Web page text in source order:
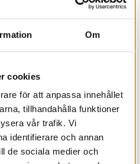
Om
cookies
för att anpassa innehållet
tillhandahålla funktioner
vår trafik. Vi
identifierare och annan
de sociala medier och
kristidsfika på
kan stanna kvar för
efter recept
3 timmar.